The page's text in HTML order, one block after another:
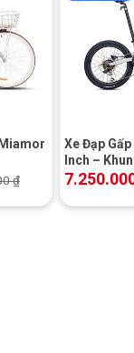
động 7 líp ATA linh
₫
Xe Đạp
Inch –
Đĩa Dầu